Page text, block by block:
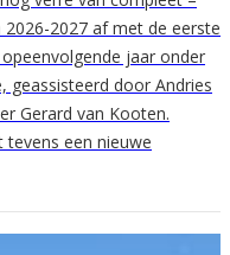
2027 af met de eerste
jaar onder
geassisteerd door Andries
Gerard van Kooten.
tevens een nieuwe